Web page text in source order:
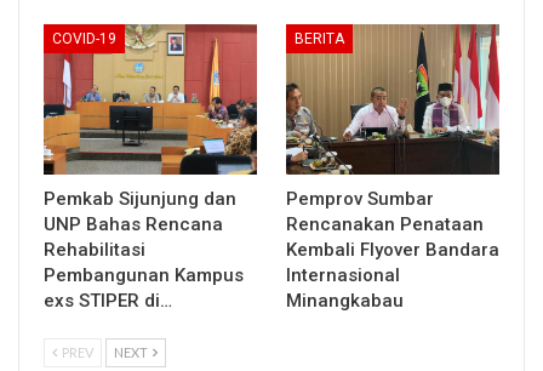
COVID-19
Pemkab Sijunjung dan
UNP Bahas Rencana
Rehabilitasi
Pembangunan Kampus
exs STIPER di…
BERITA
Pemprov Sumbar
Rencanakan Penataan
Kembali Flyover Bandara
Internasional
Minangkabau
PREV NEXT